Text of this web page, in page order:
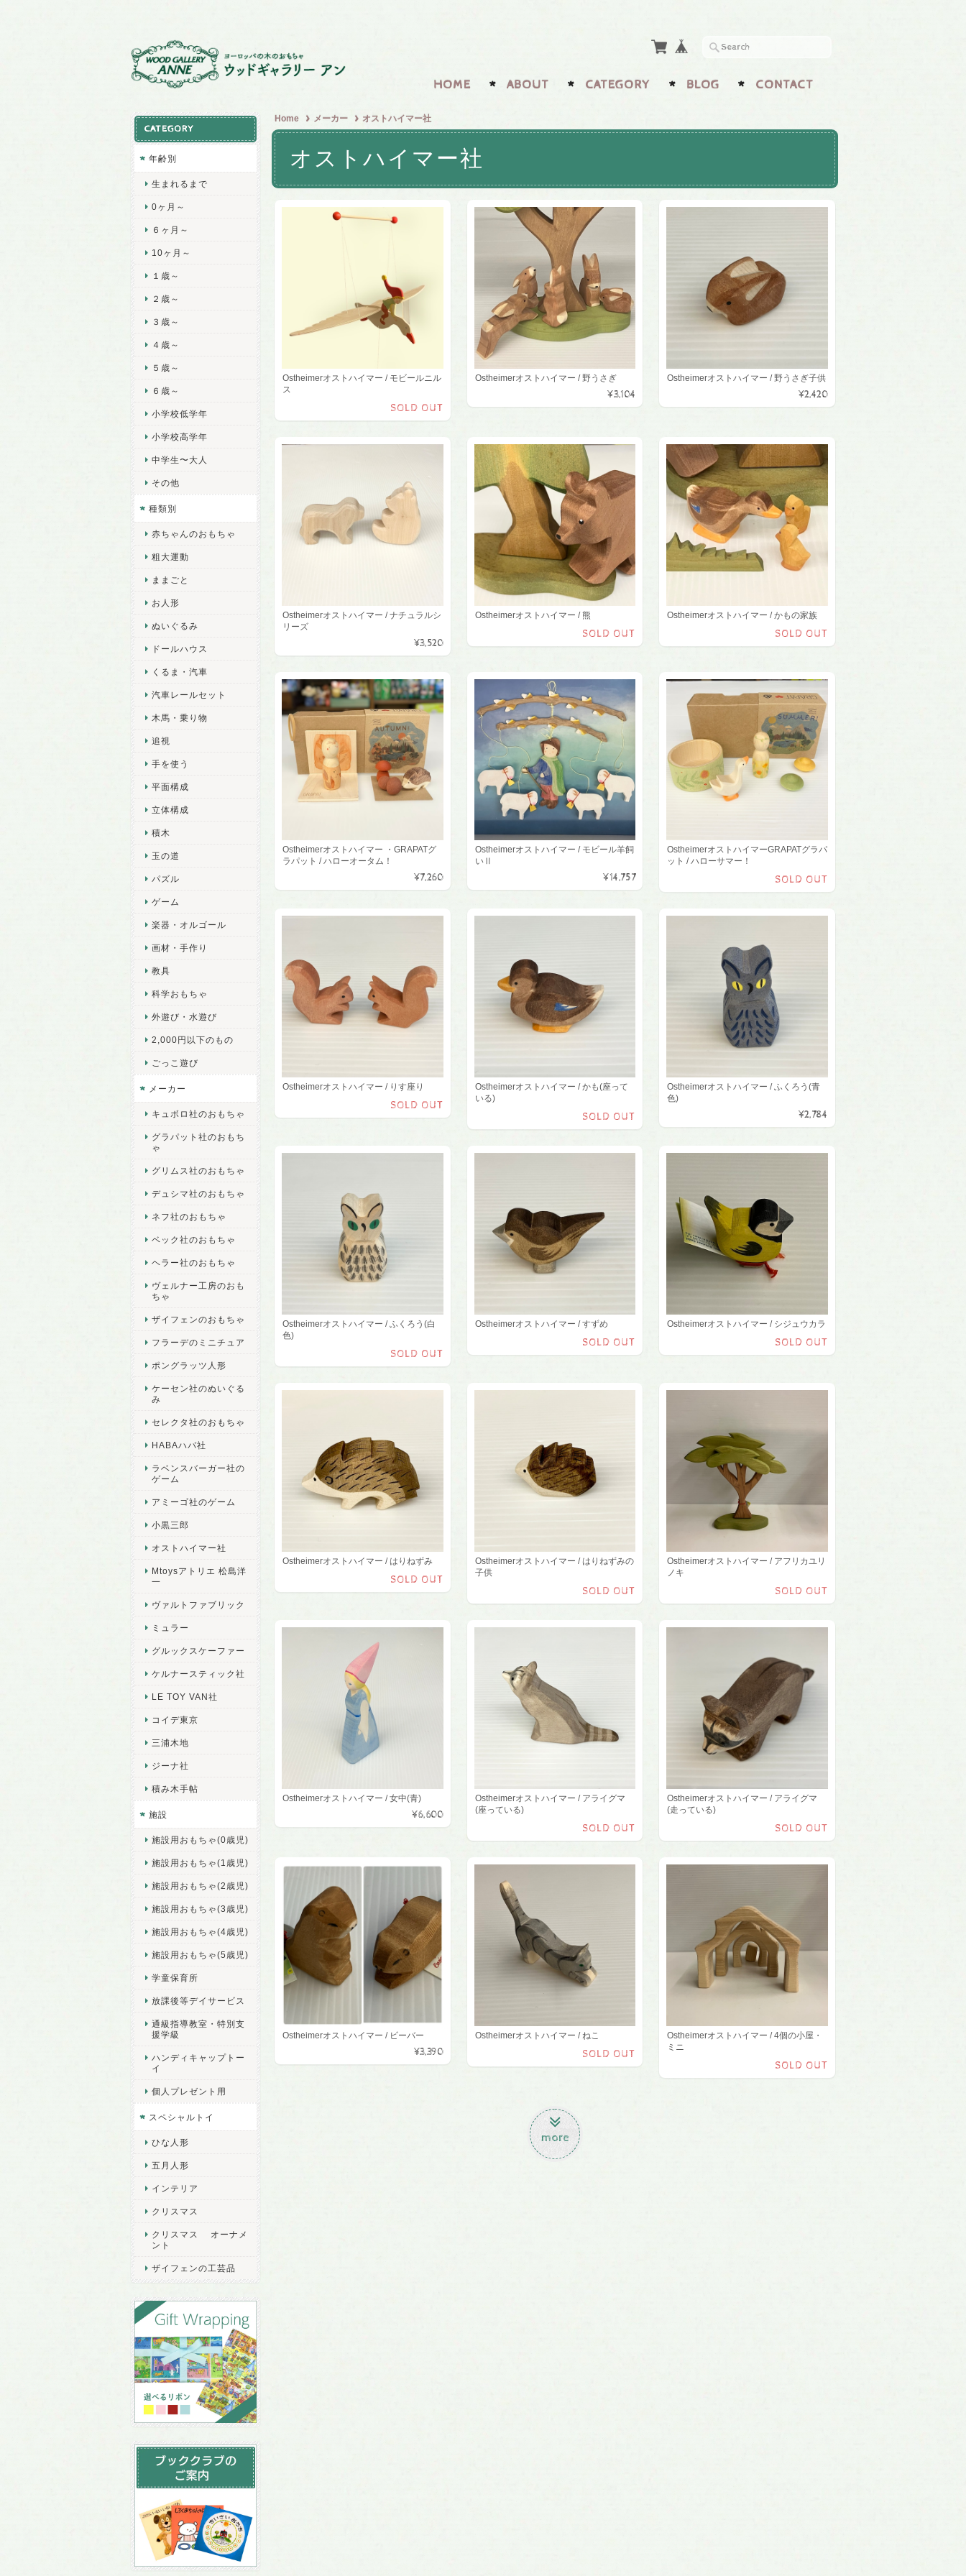
HOME ABOUT CATEGORY BLOG CONTACT
Home メーカー オストハイマー社
オストハイマー社
Ostheimerオストハイマー / モビールニル
ス
SOLD OUT
Ostheimerオストハイマー / 野うさぎ
¥3,104
Ostheimerオストハイマー / 野うさぎ子供
¥2,420
Ostheimerオストハイマー / ナチュラルシ
リーズ
¥3,520
Ostheimerオストハイマー / 熊
SOLD OUT
Ostheimerオストハイマー / かもの家族
SOLD OUT
Ostheimerオストハイマー ・GRAPATグ
ラパット / ハローオータム！
¥7,260
Ostheimerオストハイマー / モビール羊飼
いⅡ
¥14,757
OstheimerオストハイマーGRAPATグラパ
ット / ハローサマー！
SOLD OUT
Ostheimerオストハイマー / りす座り
SOLD OUT
Ostheimerオストハイマー / かも(座って
いる)
SOLD OUT
Ostheimerオストハイマー / ふくろう(青
色)
¥2,784
Ostheimerオストハイマー / ふくろう(白
色)
SOLD OUT
Ostheimerオストハイマー / すずめ
SOLD OUT
Ostheimerオストハイマー / シジュウカラ
SOLD OUT
Ostheimerオストハイマー / はりねずみ
SOLD OUT
Ostheimerオストハイマー / はりねずみの
子供
SOLD OUT
Ostheimerオストハイマー / アフリカユリ
ノキ
SOLD OUT
Ostheimerオストハイマー / 女中(青)
¥6,600
Ostheimerオストハイマー / アライグマ
(座っている)
SOLD OUT
Ostheimerオストハイマー / アライグマ
(走っている)
SOLD OUT
Ostheimerオストハイマー / ビーバー
¥3,390
Ostheimerオストハイマー / ねこ
SOLD OUT
Ostheimerオストハイマー / 4個の小屋・
ミニ
SOLD OUT
more
CATEGORY
年齢別
生まれるまで
0ヶ月～
６ヶ月～
10ヶ月～
１歳～
２歳～
３歳～
４歳～
５歳～
６歳～
小学校低学年
小学校高学年
中学生〜大人
その他
種類別
赤ちゃんのおもちゃ
粗大運動
ままごと
お人形
ぬいぐるみ
ドールハウス
くるま・汽車
汽車レールセット
木馬・乗り物
追視
手を使う
平面構成
立体構成
積木
玉の道
パズル
ゲーム
楽器・オルゴール
画材・手作り
教具
科学おもちゃ
外遊び・水遊び
2,000円以下のもの
ごっこ遊び
メーカー
キュボロ社のおもちゃ
グラパット社のおもち
ゃ
グリムス社のおもちゃ
デュシマ社のおもちゃ
ネフ社のおもちゃ
ベック社のおもちゃ
ヘラー社のおもちゃ
ヴェルナー工房のおも
ちゃ
ザイフェンのおもちゃ
フラーデのミニチュア
ポングラッツ人形
ケーセン社のぬいぐる
み
セレクタ社のおもちゃ
HABAハバ社
ラベンスバーガー社の
ゲーム
アミーゴ社のゲーム
小黒三郎
オストハイマー社
Mtoysアトリエ 松島洋
一
ヴァルトファブリック
ミュラー
グルックスケーファー
ケルナースティック社
LE TOY VAN社
コイデ東京
三浦木地
ジーナ社
積み木手帖
施設
施設用おもちゃ(0歳児)
施設用おもちゃ(1歳児)
施設用おもちゃ(2歳児)
施設用おもちゃ(3歳児)
施設用おもちゃ(4歳児)
施設用おもちゃ(5歳児)
学童保育所
放課後等デイサービス
通級指導教室・特別支
援学級
ハンディキャップトー
イ
個人プレゼント用
スペシャルトイ
ひな人形
五月人形
インテリア
クリスマス
クリスマス オーナメ
ント
ザイフェンの工芸品